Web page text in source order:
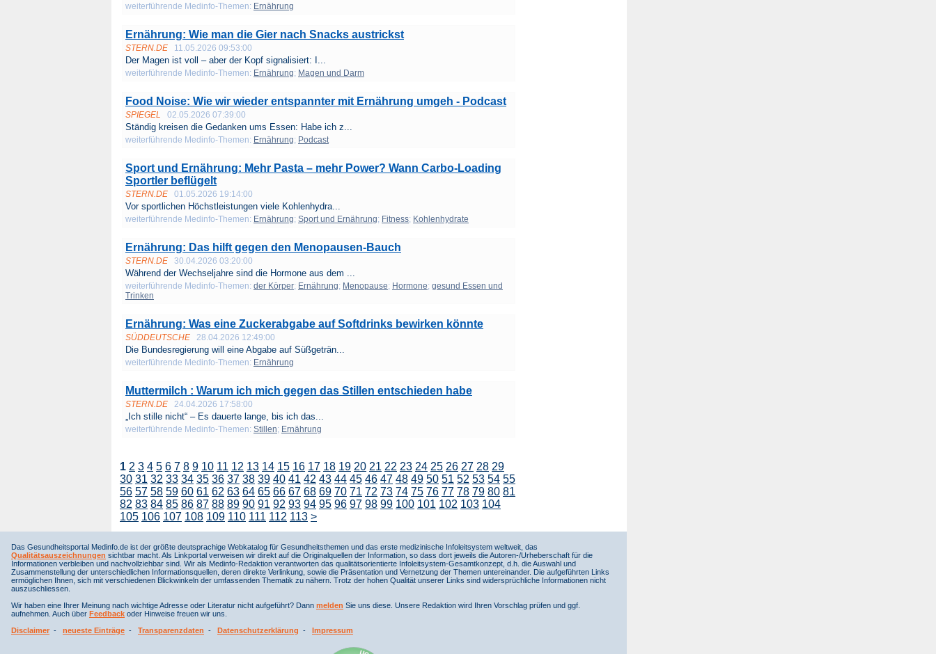
weiterführende Medinfo-Themen: Ernährung
Ernährung: Wie man die Gier nach Snacks austrickst
STERN.DE 11.05.2026 09:53:00
Der Magen ist voll – aber der Kopf signalisiert: I...
weiterführende Medinfo-Themen: Ernährung; Magen und Darm
Food Noise: Wie wir wieder entspannter mit Ernährung umgeh - Podcast
SPIEGEL 02.05.2026 07:39:00
Ständig kreisen die Gedanken ums Essen: Habe ich z...
weiterführende Medinfo-Themen: Ernährung; Podcast
Sport und Ernährung: Mehr Pasta – mehr Power? Wann Carbo-Loading
Sportler beflügelt
STERN.DE 01.05.2026 19:14:00
Vor sportlichen Höchstleistungen viele Kohlenhydra...
weiterführende Medinfo-Themen: Ernährung; Sport und Ernährung; Fitness; Kohlenhydrate
Ernährung: Das hilft gegen den Menopausen-Bauch
STERN.DE 30.04.2026 03:20:00
Während der Wechseljahre sind die Hormone aus dem ...
weiterführende Medinfo-Themen: der Körper; Ernährung; Menopause; Hormone; gesund Essen und
Trinken
Ernährung: Was eine Zuckerabgabe auf Softdrinks bewirken könnte
SÜDDEUTSCHE 28.04.2026 12:49:00
Die Bundesregierung will eine Abgabe auf Süßgeträn...
weiterführende Medinfo-Themen: Ernährung
Muttermilch : Warum ich mich gegen das Stillen entschieden habe
STERN.DE 24.04.2026 17:58:00
„Ich stille nicht“ – Es dauerte lange, bis ich das...
weiterführende Medinfo-Themen: Stillen; Ernährung
1 2 3 4 5 6 7 8 9 10 11 12 13 14 15 16 17 18 19 20 21 22 23 24 25 26 27 28 29
30 31 32 33 34 35 36 37 38 39 40 41 42 43 44 45 46 47 48 49 50 51 52 53 54 55
56 57 58 59 60 61 62 63 64 65 66 67 68 69 70 71 72 73 74 75 76 77 78 79 80 81
82 83 84 85 86 87 88 89 90 91 92 93 94 95 96 97 98 99 100 101 102 103 104
105 106 107 108 109 110 111 112 113 >
Das Gesundheitsportal Medinfo.de ist der größte deutsprachige Webkatalog für Gesundheitsthemen und das erste medizinische Infoleitsystem weltweit, das
Qualitätsauszeichnungen sichtbar macht. Als Linkportal verweisen wir direkt auf die Originalquellen der Information, so dass dort jeweils die Autoren-/Urheberschaft für die
Informationen verbleiben und nachvollziehbar sind. Wir als Medinfo-Redaktion verantworten das qualitätsorientierte Infoleitsystem-Gesamtkonzept, d.h. die Auswahl und
Zusammenstellung der unterschiedlichen Informationsquellen, deren direkte Verlinkung, sowie die Präsentation und Vernetzung der Themen untereinander. Die aufgeführten Links
ermöglichen Ihnen, sich mit verschiedenen Blickwinkeln der umfassenden Thematik zu nähern. Trotz der hohen Qualität unserer Links sind widersprüchliche Informationen nicht
auszuschliessen.
Wir haben eine Ihrer Meinung nach wichtige Adresse oder Literatur nicht aufgeführt? Dann melden Sie uns diese. Unsere Redaktion wird Ihren Vorschlag prüfen und ggf.
aufnehmen. Auch über Feedback oder Hinweise freuen wir uns.
Disclaimer - neueste Einträge - Transparenzdaten - Datenschutzerklärung - Impressum